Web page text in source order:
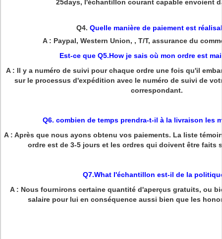
25days, l'échantillon courant capable envoient
Q4. Quelle manière de paiement est
A : Paypal, Western Union, , T/T, assurance du
Est-ce que Q5.How je sais où mon ordre est
A : Il y a numéro de suivi pour chaque ordre une fois qu'il
sur le processus d'expédition avec le numéro de suivi de
correspondant.
Q6. combien de temps prendra-t-il à la livraison les
A : Après que nous ayons obtenu vos paiements. La liste
ordre est de 3-5 jours et les ordres qui doivent être faits
Q7.What l'échantillon est-il de la
A : Nous fournirons certaine quantité d'aperçus gratuits, ou
salaire pour lui en conséquence aussi bien que les